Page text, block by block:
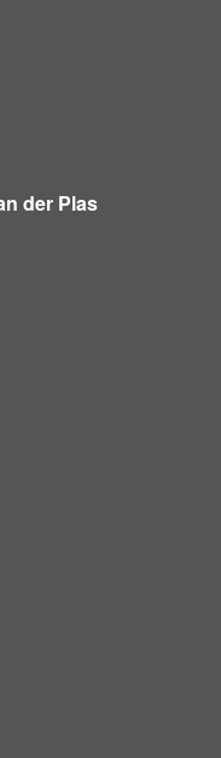
der Plas